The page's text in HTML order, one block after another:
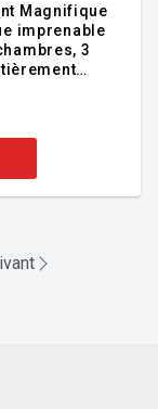
imprenable
3
au vélo.
sur